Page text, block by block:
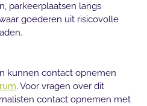
parkeerplaatsen langs
goederen uit risicovolle
kunnen contact opnemen
. Voor vragen over dit
contact opnemen met